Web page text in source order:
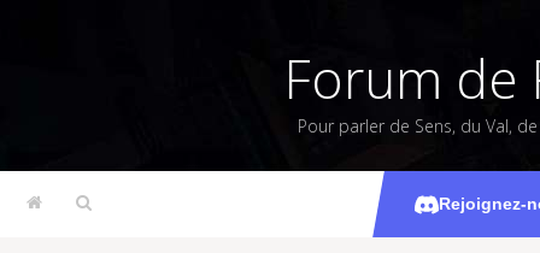
Forum de
Pour parler de Sens, du Val,
Rejoignez-